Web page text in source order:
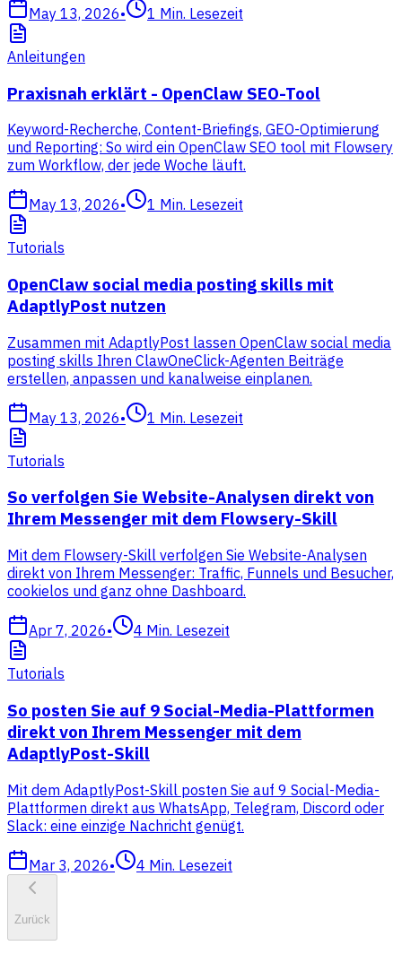
May 13, 2026• 1 Min. Lesezeit
Anleitungen
Praxisnah erklärt - OpenClaw SEO-Tool
Keyword-Recherche, Content-Briefings, GEO-Optimierung
und Reporting: So wird ein OpenClaw SEO tool mit Flowsery
zum Workflow, der jede Woche läuft.
May 13, 2026• 1 Min. Lesezeit
Tutorials
OpenClaw social media posting skills mit
AdaptlyPost nutzen
Zusammen mit AdaptlyPost lassen OpenClaw social media
posting skills Ihren ClawOneClick-Agenten Beiträge
erstellen, anpassen und kanalweise einplanen.
May 13, 2026• 1 Min. Lesezeit
Tutorials
So verfolgen Sie Website-Analysen direkt von
Ihrem Messenger mit dem Flowsery-Skill
Mit dem Flowsery-Skill verfolgen Sie Website-Analysen
direkt von Ihrem Messenger: Traffic, Funnels und Besucher,
cookielos und ganz ohne Dashboard.
Apr 7, 2026• 4 Min. Lesezeit
Tutorials
So posten Sie auf 9 Social-Media-Plattformen
direkt von Ihrem Messenger mit dem
AdaptlyPost-Skill
Mit dem AdaptlyPost-Skill posten Sie auf 9 Social-Media-
Plattformen direkt aus WhatsApp, Telegram, Discord oder
Slack: eine einzige Nachricht genügt.
Mar 3, 2026• 4 Min. Lesezeit
Zurück